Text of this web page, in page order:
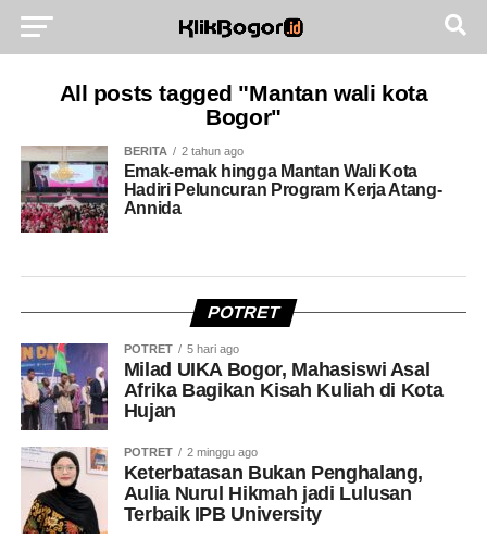
All posts tagged "Mantan wali kota
Bogor"
BERITA 2 tahun ago
Emak-emak hingga Mantan Wali Kota
Hadiri Peluncuran Program Kerja Atang-
Annida
POTRET
POTRET 5 hari ago
Milad UIKA Bogor, Mahasiswi Asal
Afrika Bagikan Kisah Kuliah di Kota
Hujan
POTRET 2 minggu ago
Keterbatasan Bukan Penghalang,
Aulia Nurul Hikmah jadi Lulusan
Terbaik IPB University